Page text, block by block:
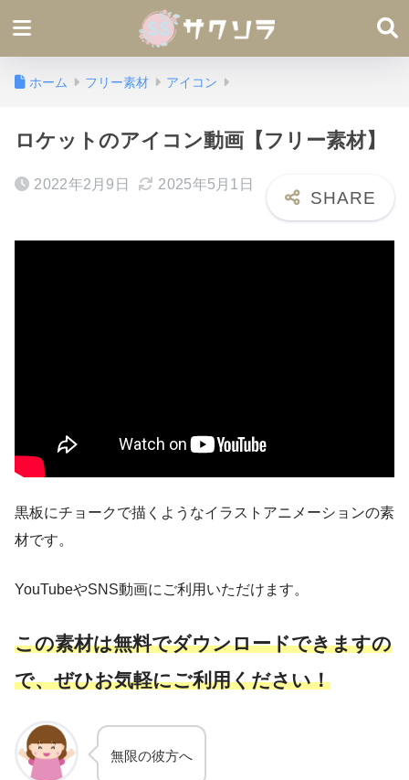
ホーム フリー素材 アイコン
ロケットのアイコン動画【フリー素材】
2022年2月9日 2025年5月1日
黒板にチョークで描くようなイラストアニメーションの素
材です。
YouTubeやSNS動画にご利用いただけます。
この素材は無料でダウンロードできますの
で、ぜひお気軽にご利用ください！
無限の彼方へ